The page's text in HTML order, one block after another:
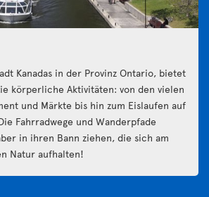
Kanadas in der Provinz Ontario, bietet
körperliche Aktivitäten: von den vielen
und Märkte bis hin zum Eislaufen auf
Fahrradwege und Wanderpfade
in ihren Bann ziehen, die sich am
Natur aufhalten!